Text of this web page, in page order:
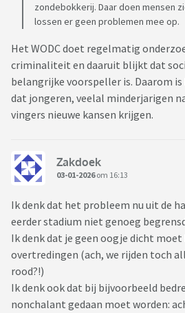
zondebokkerij. Daar doen mensen
lossen er geen problemen mee op.
Het WODC doet regelmatig
criminaliteit en daaruit blijkt dat
belangrijke voorspeller is. Daarom
dat jongeren, veelal minderjarigen
vingers nieuwe kansen krijgen.
Zakdoek
03-01-2026om 16:13
Ik denk dat het probleem nu uit de
eerder stadium niet genoeg
Ik denk dat je geen oogje dicht
overtredingen (ach, we rijden toch
rood?!)
Ik denk ook dat bij bijvoorbeeld
nonchalant gedaan moet worden: